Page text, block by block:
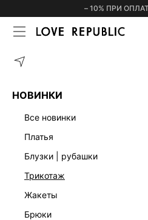
– 10% ПРИ
НОВИНКИ
все новинки
платья
блузки | рубашки
трикотаж
жакеты
брюки
ГЛАВНАЯ